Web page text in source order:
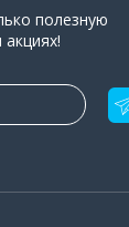
полезную